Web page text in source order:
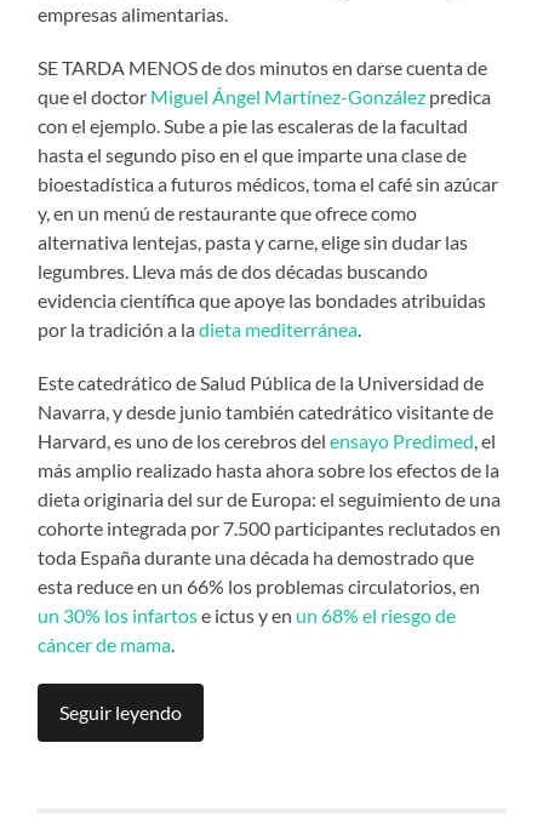
empresas alimentarias.
SE TARDA MENOS de dos minutos en darse cuenta de
que el doctor Miguel Ángel Martínez-González predica
con el ejemplo. Sube a pie las escaleras de la facultad
hasta el segundo piso en el que imparte una clase de
bioestadística a futuros médicos, toma el café sin azúcar
y, en un menú de restaurante que ofrece como
alternativa lentejas, pasta y carne, elige sin dudar las
legumbres. Lleva más de dos décadas buscando
evidencia científica que apoye las bondades atribuidas
por la tradición a ladieta mediterránea
Este catedrático de Salud Pública de la Universidad de
Navarra, y desde junio también catedrático visitante de
Harvard, es uno de los cerebros delensayo Predimed , el
más amplio realizado hasta ahora sobre los efectos de la
dieta originaria del sur de Europa: el seguimiento de una
cohorte integrada por 7.500 participantes reclutados en
toda España durante una década ha demostrado que
esta reduce en un 66% los problemas circulatorios, en
un 30% los infartose ictus y en un 68% el riesgo de
cáncer de mama
Seguir leyendo